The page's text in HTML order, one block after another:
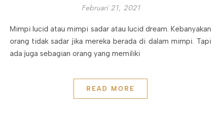
Februari 21, 2021
Mimpi lucid atau mimpi sadar atau lucid dream. Kebanyakan
orang tidak sadar jika mereka berada di dalam mimpi. Tapi
ada juga sebagian orang yang memiliki
READ MORE